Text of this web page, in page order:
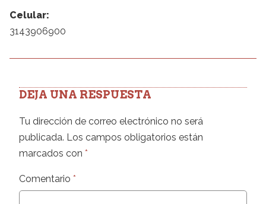
Celular:
3143906900
DEJA UNA RESPUESTA
Tu dirección de correo electrónico no será
publicada. Los campos obligatorios están
marcados con *
Comentario *